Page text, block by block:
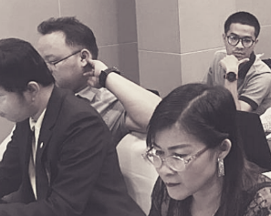
คณะผู้ประเมินอิสระ
ระเมิน (พ.ศ. 2562-2564)
ประจำปี
ศึกษา 2564
ศึกษา 2565